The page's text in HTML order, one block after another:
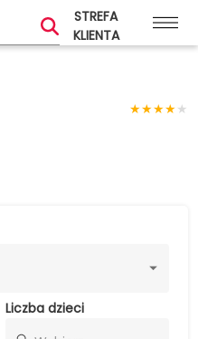
STREFA
KLIENTA
★
★
★
★
★
Liczba dzieci